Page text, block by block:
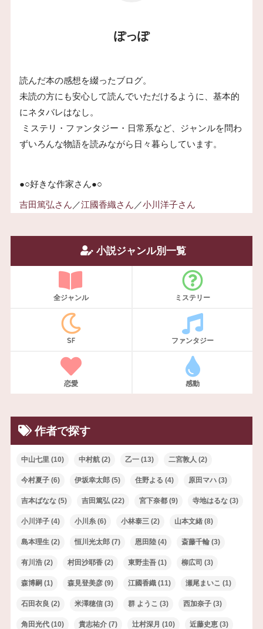
ぽっぽ
読んだ本の感想を綴ったブログ。
未読の方にも安心して読んでいただけるように、基本的
にネタバレはなし。
ミステリ・ファンタジー・日常系など、ジャンルを問わ
ずいろんな物語を読みながら日々暮らしています。
●○好きな作家さん●○
吉田篤弘さん ／江國香織さん ／小川洋子さん
小説ジャンル別一覧
全ジャンル ミステリー
SF ファンタジー
恋愛 感動
作者で探す
中山七里(10) 中村航(2) 乙一(13) 二宮敦人 (2)
今村夏子(6) 伊坂幸太郎(5) 住野よる (4) 原田マハ(3)
吉本ばなな(5) 吉田篤弘(22) 宮下奈都(9) 寺地はるな(3)
小川洋子(4) 小川糸(6) 小林泰三(2) 山本文緒(8)
島本理生(2) 恒川光太郎(7) 恩田陸(4) 斎藤千輪(3)
有川浩(2) 村田沙耶香(2) 東野圭吾(1) 柳広司 (3)
森博嗣 (1) 森見登美彦(9) 江國香織(11) 瀬尾まいこ (1)
石田衣良 (2) 米澤穂信(3) 群 ようこ (3) 西加奈子(3)
角田光代(10) 貴志祐介(7) 辻村深月 (10) 近藤史恵(3)